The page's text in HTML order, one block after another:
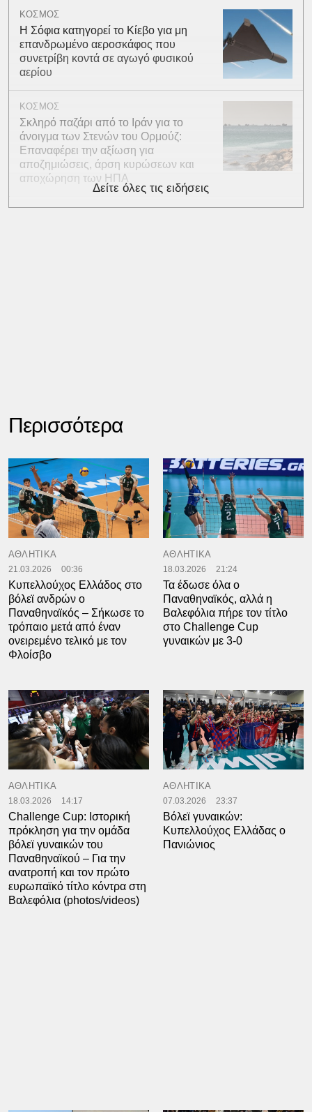
ΚΟΣΜΟΣ
Η Σόφια κατηγορεί το Κίεβο για μη
επανδρωμένο αεροσκάφος που
συνετρίβη κοντά σε αγωγό φυσικού
αερίου
ΚΟΣΜΟΣ
Σκληρό παζάρι από το Ιράν για το
άνοιγμα των Στενών του Ορμούζ:
Επαναφέρει την αξίωση για
αποζημιώσεις, άρση κυρώσεων και
αποχώρηση των ΗΠΑ
Δείτε όλες τις ειδήσεις
Περισσότερα
ΑΘΛΗΤΙΚΑ
21.03.2026 00:36
Κυπελλούχος Ελλάδος στο
βόλεϊ ανδρών ο
Παναθηναϊκός – Σήκωσε το
τρόπαιο μετά από έναν
ονειρεμένο τελικό με τον
Φλοίσβο
ΑΘΛΗΤΙΚΑ
18.03.2026 21:24
Τα έδωσε όλα ο
Παναθηναϊκός, αλλά η
Βαλεφόλια πήρε τον τίτλο
στο Challenge Cup
γυναικών με 3-0
ΑΘΛΗΤΙΚΑ
18.03.2026 14:17
Challenge Cup: Ιστορική
πρόκληση για την ομάδα
βόλεϊ γυναικών του
Παναθηναϊκού – Για την
ανατροπή και τον πρώτο
ευρωπαϊκό τίτλο κόντρα στη
Βαλεφόλια (photos/videos)
ΑΘΛΗΤΙΚΑ
07.03.2026 23:37
Βόλεϊ γυναικών:
Κυπελλούχος Ελλάδας ο
Πανιώνιος